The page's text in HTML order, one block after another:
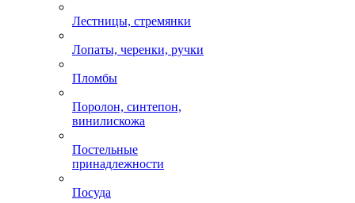
Лестницы, стремянки
Лопаты, черенки, ручки
Пломбы
Поролон, синтепон,
винилискожа
Постельные
принадлежности
Посуда